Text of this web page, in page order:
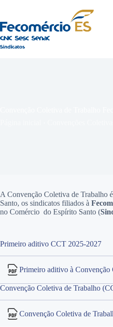
o
conteúdo
A Convenção Coletiva de Trabalho
Santo, os sindicatos filiados à
no Comércio do Espírito Santo (
Primeiro aditivo CCT 2025-2027
Primeiro aditivo à
Convenção Coletiva de Trabalho
Convenção Coletiva de